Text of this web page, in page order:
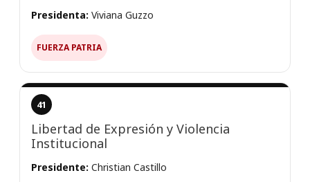
Presidenta: Viviana Guzzo
FUERZA PATRIA
41
Libertad de Expresión y Violencia
Institucional
Presidente: Christian Castillo